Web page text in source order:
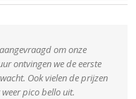
om onze
ontvingen we de eerste
Ook vielen de prijzen
pico bello uit.